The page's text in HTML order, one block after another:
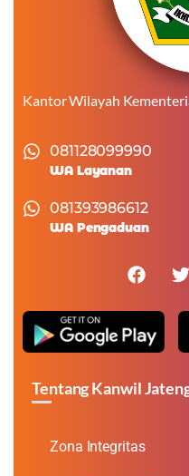
Kantor Wilayah
081128099990
WA Layanan
081393986612
WA Pengaduan
Tentang Kanwil
Zona Integritas